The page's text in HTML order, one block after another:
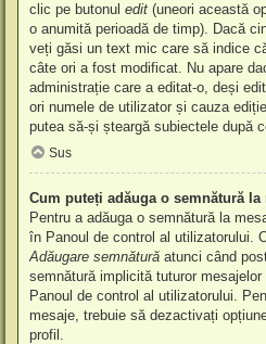
clic pe butonul edit (uneori această
o anumită perioadă de timp). Dacă
veți găsi un text mic care să indice
câte ori a fost modificat. Nu apare
administrație care a editat-o, deși
ori numele de utilizator și cauza
putea să-și șteargă subiectele după
Sus
Cum puteți adăuga o semnătură
Pentru a adăuga o semnătură la
în Panoul de control al utilizatorului.
Adăugare semnătură atunci când
semnătură implicită tuturor
Panoul de control al utilizatorului.
mesaje, trebuie să dezactivați
profil.